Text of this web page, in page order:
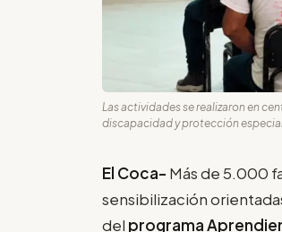
Las actividades se realizaron en
discapacidad y protección
El Coca- Más de 5.000
sensibilización
del programa